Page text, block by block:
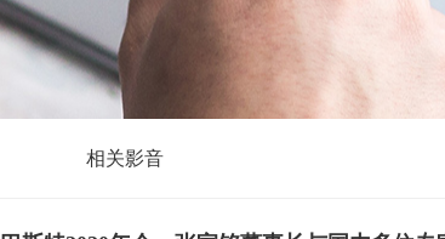
相关影音